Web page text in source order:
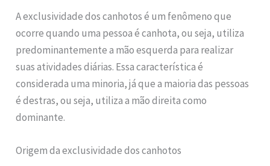
A exclusividade dos canhotos é um fenômeno que
ocorre quando uma pessoa é canhota, ou seja, utiliza
predominantemente a mão esquerda para realizar
suas atividades diárias. Essa característica é
considerada uma minoria, já que a maioria das pessoas
é destras, ou seja, utiliza a mão direita como
dominante.
Origem da exclusividade dos canhotos